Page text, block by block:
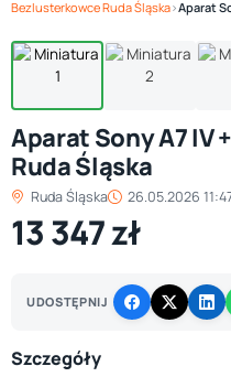
Bezlusterkowce Ruda Śląska›Aparat
Aparat Sony A7 IV
Ruda Śląska
Ruda Śląska 26.05.2026
13 347 zł
UDOSTĘPNIJ
Szczegóły